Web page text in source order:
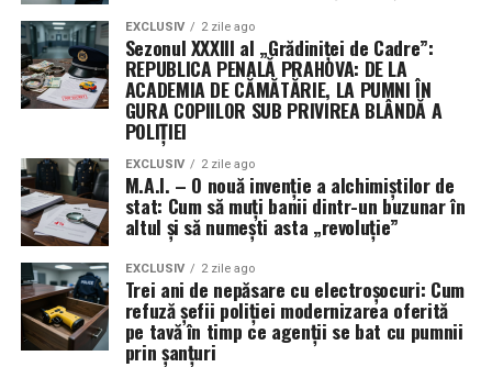
Această practică a Pentagonului, de a ascunde detaliile
despre contractori și valorile exacte ale premiilor,
devine din ce în ce mai frecventă. Justificarea oficială
este nevoia de a preveni transferul de informații
strategice către puteri rivale precum China. Utilizarea
unor vehicule contractuale non-tradiționale permite
ocolirea cerințelor standard de raportare publică,
oferind armatei o mai mare libertate de mișcare, dar și
un grad sporit de discreție în cursa pentru supremație
tehnologică în spațiul cosmic.
EXCLUSIV 2 zile ago
Sezonul XXXIII al „Grădiniței de Cadre”:
REPUBLICA PENALĂ PRAHOVA: DE LA
ACADEMIA DE CĂMĂTĂRIE, LA PUMNI ÎN
GURA COPIILOR SUB PRIVIREA BLÂNDĂ A
POLIȚIEI
EXCLUSIV 2 zile ago
M.A.I. – O nouă invenție a alchimiștilor de
stat: Cum să muți banii dintr-un buzunar în
altul și să numești asta „revoluție”
EXCLUSIV 2 zile ago
Trei ani de nepăsare cu electroșocuri: Cum
refuză șefii poliției modernizarea oferită
pe tavă în timp ce agenții se bat cu pumnii
prin șanțuri